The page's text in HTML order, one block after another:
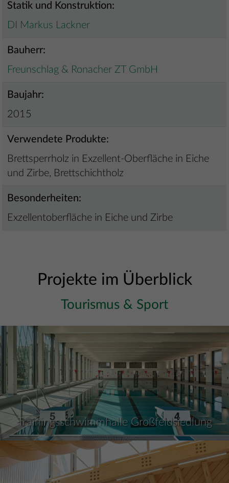
Statik und Konstruktion:
DI Markus Lackner
Bauherr:
Freunschlag & Ronacher ZT GmbH
Baujahr:
2015
Verwendete Produkte:
Brettsperrholz in Exzellent-Oberfläche in Eiche
und Zirbe, Brettschichtholz
Besonderheiten:
Exzellentoberfläche in Eiche und Zirbe
Projekte im Überblick
Tourismus & Sport
Trainingsschwimmhalle Großfeldsiedlung